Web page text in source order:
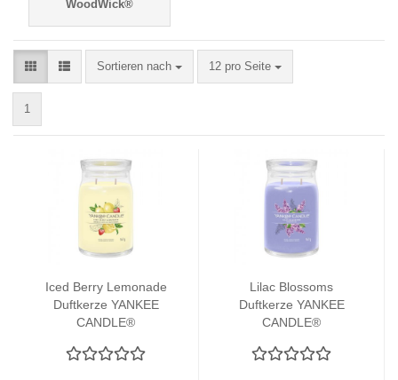
WoodWick®
Sortieren nach
Sortieren nach 12 pro Seite
pro Seite
1
Iced Berry Lemonade
Duftkerze YANKEE
CANDLE®
Lilac Blossoms
Duftkerze YANKEE
CANDLE®